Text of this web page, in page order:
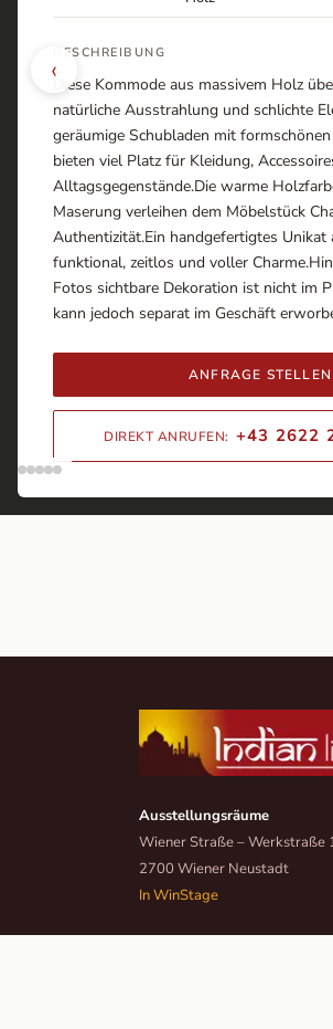
‹ BESCHREIBUNG
Diese Kommode aus massivem Holz
natürliche Ausstrahlung und schlichte
geräumige Schubladen mit
bieten viel Platz für Kleidung,
Alltagsgegenstände.Die warme
Maserung verleihen dem Möbelstück
Authentizität.Ein handgefertigtes Unikat
funktional, zeitlos und voller
Fotos sichtbare Dekoration ist nicht im
kann jedoch separat im Geschäft
ANFRAGE STELLEN
DIREKT ANRUFEN: +43 2622
Ausstellungsräume
Wiener Straße – Werkstraße
2700 Wiener Neustadt
In WinStage